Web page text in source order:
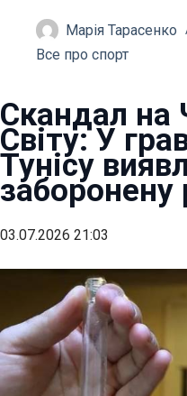
Марія Тарасенко
Все про спорт
Скандал на
Світу: У
Тунісу
заборонену
03.07.2026 21:03